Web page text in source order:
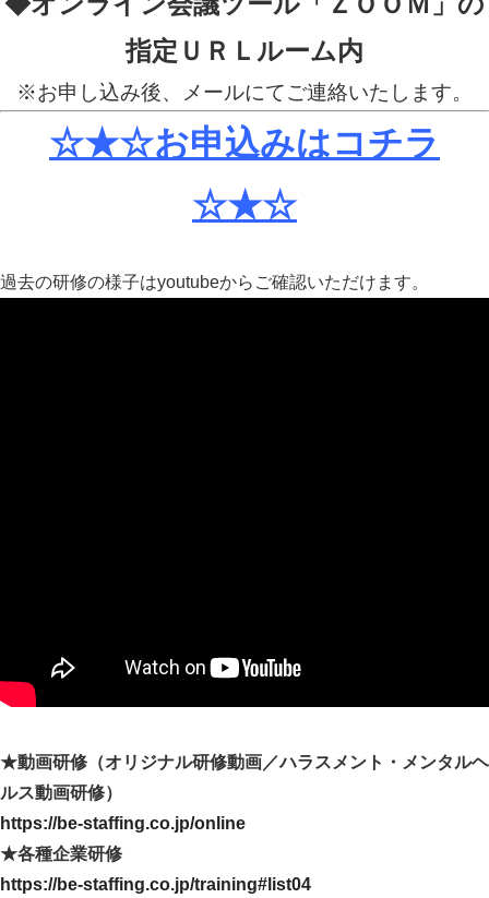
指定ＵＲＬルーム内
※お申し込み後、メールにてご連絡いたします。
☆★☆お申込みはコチラ
☆★☆
過去の研修の様子はyoutubeからご確認いただけます。
★動画研修（オリジナル研修動画／ハラスメント・メンタルヘ
ルス動画研修）
https://be-staffing.co.jp/online
★各種企業研修
https://be-staffing.co.jp/training#list04